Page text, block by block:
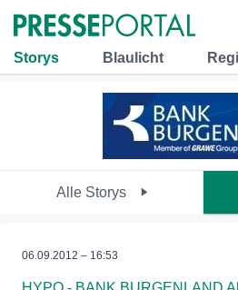
Storys Blaulicht
Alle Storys
06.09.2012 – 16:53